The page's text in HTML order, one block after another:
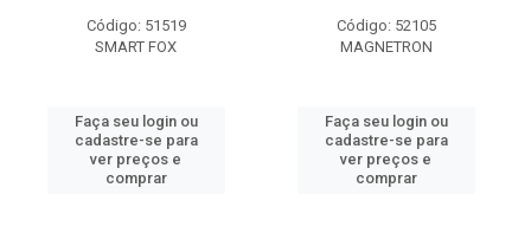
Código: 51519
SMART FOX
Faça seu login ou
cadastre-se para
ver preços e
comprar
Código: 52105
MAGNETRON
Faça seu login ou
cadastre-se para
ver preços e
comprar